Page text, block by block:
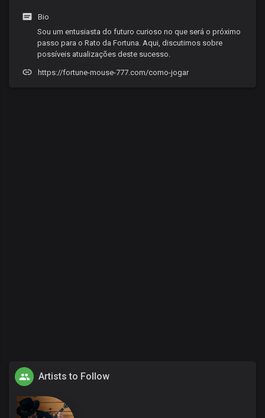
Bio
Sou um entusiasta do futuro curioso no que será o próximo
passo para o Rato da Fortuna. Aqui, discutimos sobre
possíveis atualizações deste sucesso.
https://fortune-mouse-777.com/como-jogar
Artists to Follow